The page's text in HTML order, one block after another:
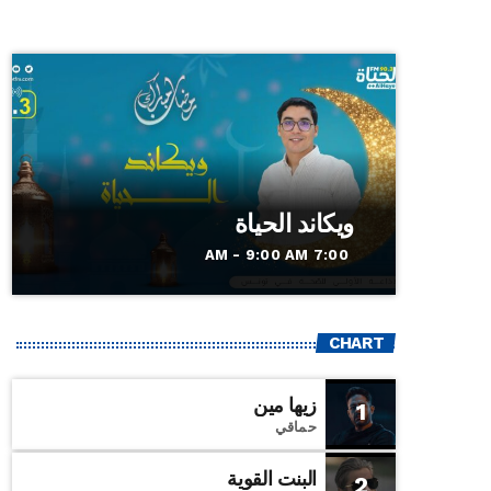
ويكاند الحياة
7:00 AM - 9:00 AM
CHART
1 زيها مين
حماقي
2 البنت القوية